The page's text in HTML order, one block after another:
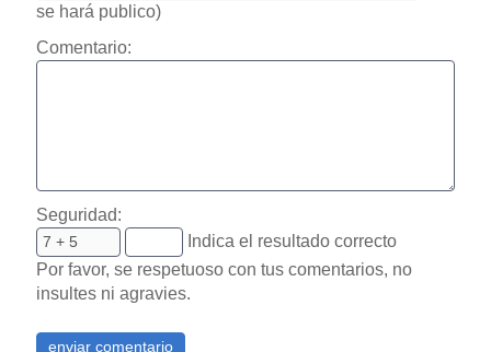
se hará publico)
Comentario:
Seguridad:
Indica el resultado correcto
Por favor, se respetuoso con tus comentarios, no
insultes ni agravies.